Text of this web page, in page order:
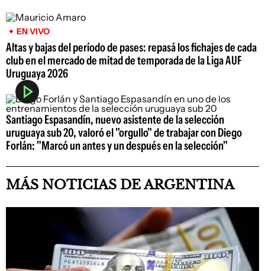
EN VIVO
Altas y bajas del período de pases: repasá los fichajes de cada
club en el mercado de mitad de temporada de la Liga AUF
Uruguaya 2026
Santiago Espasandín, nuevo asistente de la selección
uruguaya sub 20, valoró el "orgullo" de trabajar con Diego
Forlán: "Marcó un antes y un después en la selección"
MÁS NOTICIAS DE ARGENTINA